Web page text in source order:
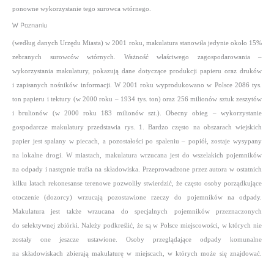
ponowne wykorzystanie tego surowca wtórnego.
W Poznaniu
(według danych Urzędu Miasta) w 2001 roku, makulatura stanowiła jedynie około 15%
zebranych surowców wtórnych. Ważność właściwego zagospodarowania –
wykorzystania makulatury, pokazują dane dotyczące produkcji papieru oraz druków
i zapisanychnośników informacji. W 2001 roku wyprodukowano w Polsce 2086 tys.
ton papieru i tektury (w 2000 roku – 1934 tys. ton) oraz 256 milionów sztuk zeszytów
i brulionów (w 2000 roku 183 milionów szt.).Obecny obieg – wykorzystanie
gospodarcze makulatury przedstawia rys. 1.Bardzo często na obszarach wiejskich
papier jest spalany w piecach, a pozostałości po spaleniu – popiół, zostaje wysypany
na lokalne drogi.W miastach, makulatura wrzucana jest do wszelakich pojemników
na odpady i następnie trafia na składowiska. Przeprowadzone przez autoraw ostatnich
kilku latach rekonesanse terenowe pozwoliły stwierdzić, że często osoby porządkujące
otoczenie (dozorcy) wrzucają pozostawione rzeczy do pojemników na odpady.
Makulatura jest także wrzucana do specjalnych pojemników przeznaczonych
do selektywnej zbiórki.Należy podkreślić, że są w Polsce miejscowości, w których nie
zostały one jeszcze ustawione. Osoby przeglądające odpady komunalne
na składowiskach zbierają makulaturę w miejscach, w których może się znajdować.